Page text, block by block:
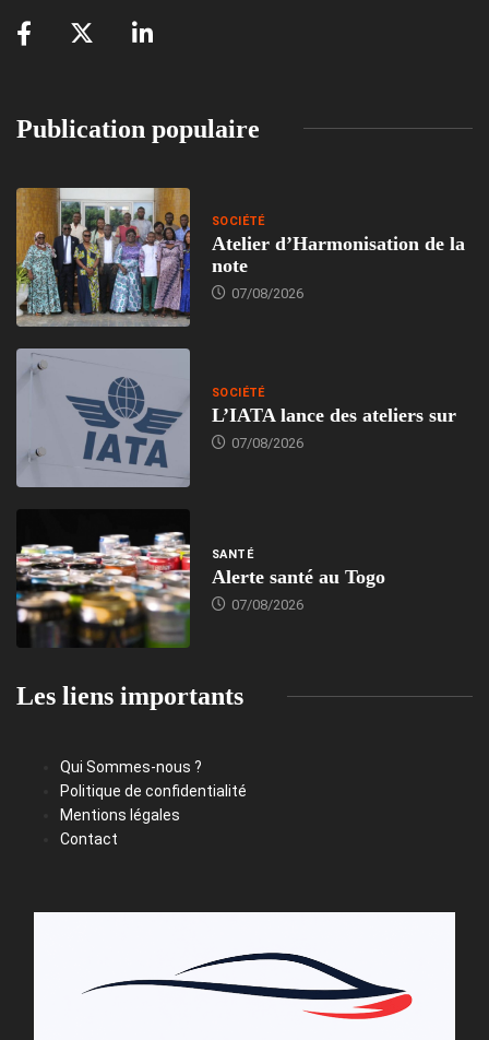
Publication populaire
SOCIÉTÉ
Atelier d’Harmonisation de la
note
07/08/2026
SOCIÉTÉ
L’IATA lance des ateliers sur
07/08/2026
SANTÉ
Alerte santé au Togo
07/08/2026
Les liens importants
Qui Sommes-nous ?
Politique de confidentialité
Mentions légales
Contact